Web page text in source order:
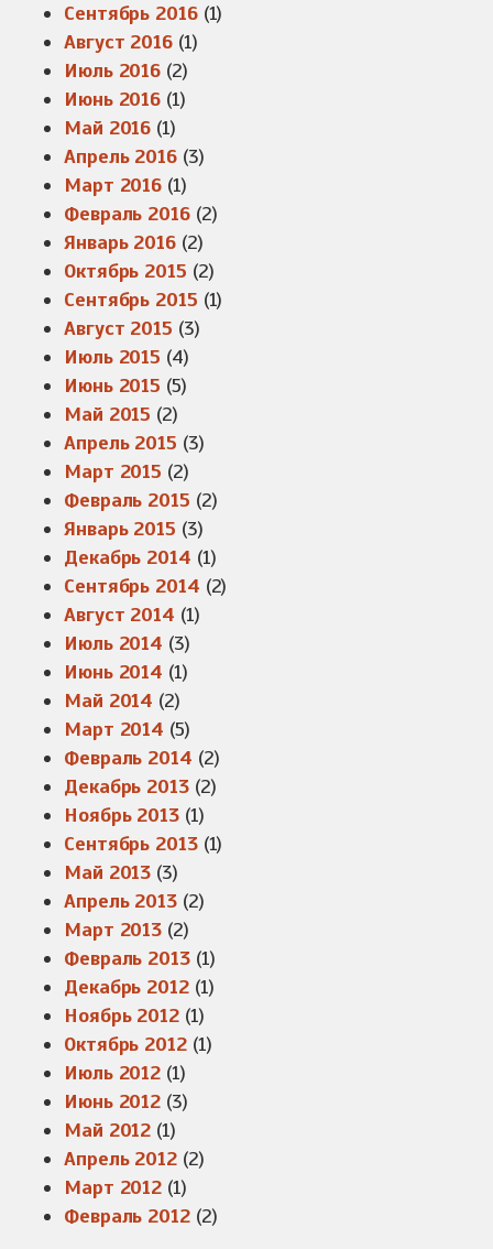
Сентябрь 2016(1)
Август 2016(1)
Июль 2016 (2)
Июнь 2016 (1)
Май 2016 (1)
Апрель 2016(3)
Март 2016 (1)
Февраль 2016(2)
Январь 2016(2)
Октябрь 2015 (2)
Сентябрь 2015 (1)
Август 2015 (3)
Июль 2015 (4)
Июнь 2015 (5)
Май 2015 (2)
Апрель 2015 (3)
Март 2015 (2)
Февраль 2015 (2)
Январь 2015 (3)
Декабрь 2014 (1)
Сентябрь 2014 (2)
Август 2014 (1)
Июль 2014 (3)
Июнь 2014 (1)
Май 2014 (2)
Март 2014 (5)
Февраль 2014 (2)
Декабрь 2013(2)
Ноябрь 2013(1)
Сентябрь 2013(1)
Май 2013 (3)
Апрель 2013(2)
Март 2013 (2)
Февраль 2013(1)
Декабрь 2012(1)
Ноябрь 2012(1)
Октябрь 2012(1)
Июль 2012 (1)
Июнь 2012 (3)
Май 2012 (1)
Апрель 2012(2)
Март 2012 (1)
Февраль 2012(2)